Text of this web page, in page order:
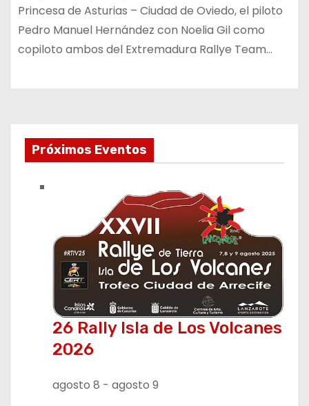
Princesa de Asturias – Ciudad de Oviedo, el piloto
Pedro Manuel Hernández con Noelia Gil como
copiloto ambos del Extremadura Rallye Team…
Próximos Eventos
26 Rally Isla de Los Volcanes
2026
agosto 8 - agosto 9